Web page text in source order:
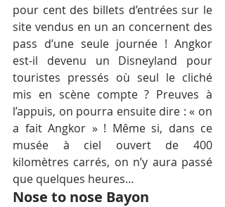
pour cent des billets d’entrées sur le
site vendus en un an concernent des
pass d’une seule journée ! Angkor
est-il devenu un Disneyland pour
touristes pressés où seul le cliché
mis en scène compte ? Preuves à
l’appuis, on pourra ensuite dire : « on
a fait Angkor » ! Même si, dans ce
musée à ciel ouvert de 400
kilomètres carrés, on n’y aura passé
que quelques heures…
Nose to nose Bayon